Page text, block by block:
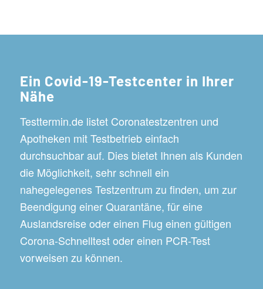
Ein Covid-19-Testcenter in Ihrer
Nähe
Testtermin.de listet Coronatestzentren und
Apotheken mit Testbetrieb einfach
durchsuchbar auf. Dies bietet Ihnen als Kunden
die Möglichkeit, sehr schnell ein
nahegelegenes Testzentrum zu finden, um zur
Beendigung einer Quarantäne, für eine
Auslandsreise oder einen Flug einen gültigen
Corona-Schnelltest oder einen PCR-Test
vorweisen zu können.